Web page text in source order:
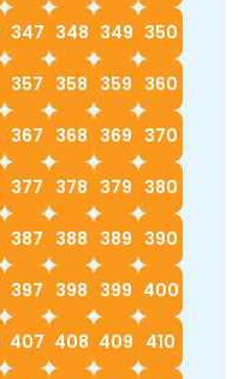
347 348 349 350
357 358 359 360
367 368 369 370
377 378 379 380
387 388 389 390
397 398 399 400
407 408 409 410